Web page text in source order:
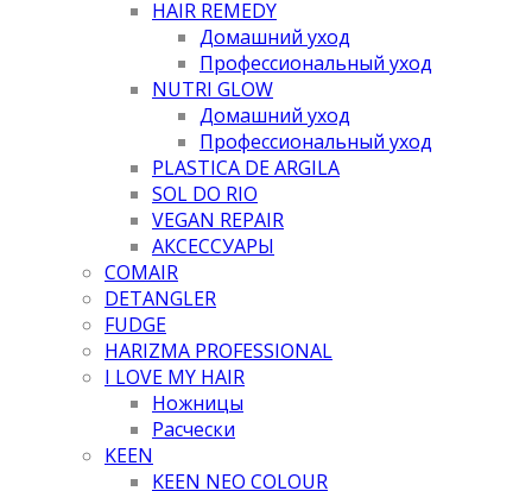
HAIR REMEDY
Домашний уход
Профессиональный уход
NUTRI GLOW
Домашний уход
Профессиональный уход
PLASTICA DE ARGILA
SOL DO RIO
VEGAN REPAIR
АКСЕССУАРЫ
COMAIR
DETANGLER
FUDGE
HARIZMA PROFESSIONAL
I LOVE MY HAIR
Ножницы
Расчески
KEEN
KEEN NEO COLOUR